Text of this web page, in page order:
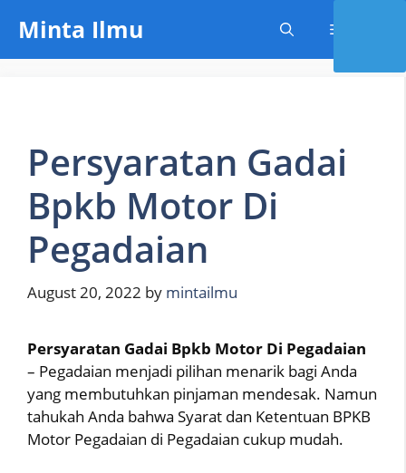
content
Minta Ilmu
Persyaratan Gadai
Bpkb Motor Di
Pegadaian
August 20, 2022 by mintailmu
Persyaratan Gadai Bpkb Motor Di Pegadaian
– Pegadaian menjadi pilihan menarik bagi Anda
yang membutuhkan pinjaman mendesak. Namun
tahukah Anda bahwa Syarat dan Ketentuan BPKB
Motor Pegadaian di Pegadaian cukup mudah.